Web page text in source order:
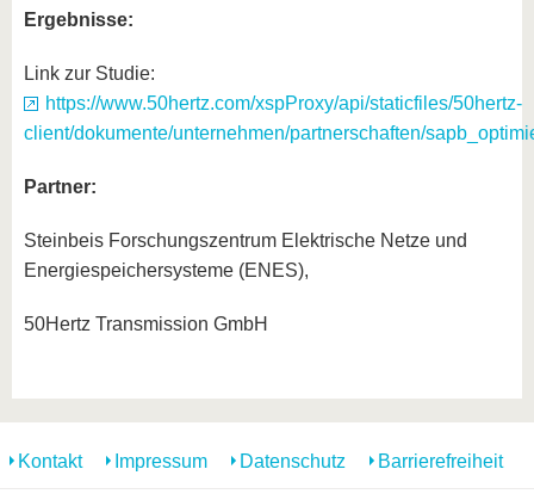
Ergebnisse:
Link zur Studie:
https://www.50hertz.com/xspProxy/api/staticfiles/50hertz-
client/dokumente/unternehmen/partnerschaften/
Partner:
Steinbeis Forschungszentrum Elektrische Netze und
Energiespeichersysteme (ENES),
50Hertz Transmission GmbH
Kontakt Impressum Datenschutz Barrierefreiheit